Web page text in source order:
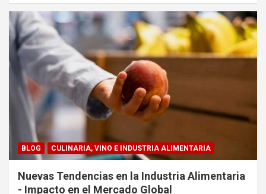
BLOG CULINARIA, VINO E INDUSTRIA ALIMENTARIA
Nuevas Tendencias en la Industria Alimentaria
- Impacto en el Mercado Global